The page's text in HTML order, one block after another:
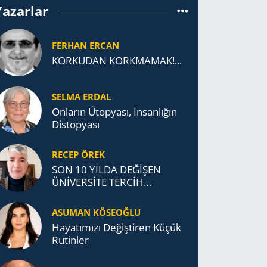
FERHAN ERCAN
KORKUDAN KORKMAMAK!...
SELMA ERDAL
Onların Ütopyası, İnsanlığın
Distopyası
RECEP ÖREK
SON 10 YILDA DEĞİŞEN
ÜNİVERSİTE TERCİH
ASUMAN KÖSEOĞLU
Ha­ya­tı­mı­zı De­ğiş­ti­ren Küçük
Ru­tin­ler